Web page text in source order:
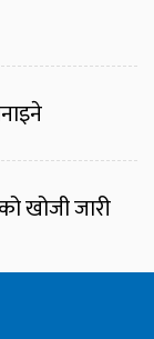
खोजी जारी